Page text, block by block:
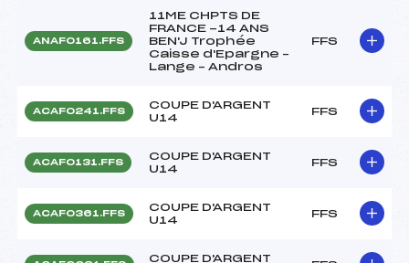
ANAF0161.FFS
11ME CHPTS DE
FRANCE -14 ANS
BEN'J Trophée
Caisse d'Epargne –
Lange – Andros
FFS
ACAF0241.FFS
COUPE D'ARGENT
U14
FFS
ACAF0131.FFS
COUPE D'ARGENT
U14
FFS
ACAF0361.FFS
COUPE D'ARGENT
U14
FFS
COUPE D'ARGENT